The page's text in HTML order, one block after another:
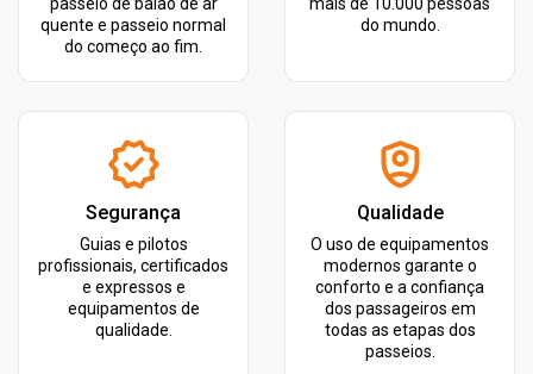
quente e passeio normal
do começo ao fim.
do mundo.
Segurança
Guias e pilotos
profissionais, certificados
e expressos e
equipamentos de
qualidade.
Qualidade
O uso de equipamentos
modernos garante o
conforto e a confiança
dos passageiros em
todas as etapas dos
passeios.